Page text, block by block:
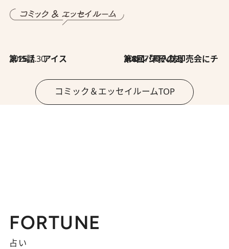
2026.7.30
第15話 アイス 2026.7.30
第8回「同人誌即売会にチャレンジ その2」
コミック＆エッセイルームTOP
FORTUNE
占い